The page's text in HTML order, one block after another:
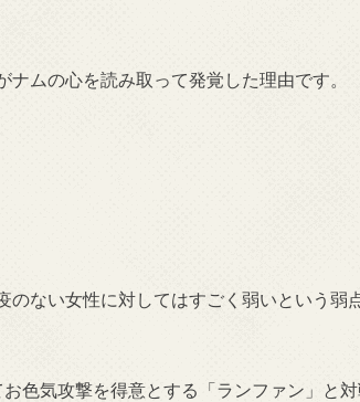
ムの心を読み取って発覚した理由です。
ない女性に対してはすごく弱いという弱
色気攻撃を得意とする「ランファン」と